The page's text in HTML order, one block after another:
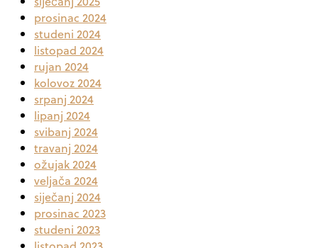
prosinac 2024
studeni 2024
listopad 2024
rujan 2024
kolovoz 2024
srpanj 2024
lipanj 2024
svibanj 2024
travanj 2024
ožujak 2024
veljača 2024
siječanj 2024
prosinac 2023
studeni 2023